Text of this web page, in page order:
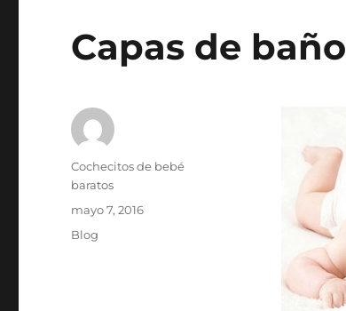
Capas de baño
Autor
Cochecitos de bebé
baratos
Publicado
el
mayo 7, 2016
Categorías
Blog